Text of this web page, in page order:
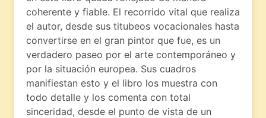
coherente y fiable. El recorrido vital que realiza
el autor, desde sus titubeos vocacionales hasta
convertirse en el gran pintor que fue, es un
verdadero paseo por el arte contemporáneo y
por la situación europea. Sus cuadros
manifiestan esto y el libro los muestra con
todo detalle y los comenta con total
sinceridad, desde el punto de vista de un